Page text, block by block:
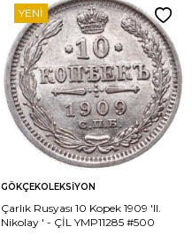
YENI
GÖKÇEKOLEKSIYON
Çarlık Rusyası 10 Kopek 1909 'II.
Nikolay ' - ÇİL YMP11285 #500